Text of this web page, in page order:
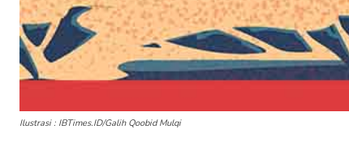
Ilustrasi : IBTimes.ID/Galih Qoobid Mulqi